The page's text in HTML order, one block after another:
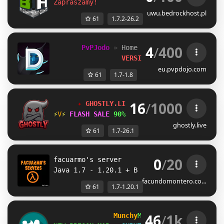
Zapraszamy!
uwu.bedrockhost.pl
61 1.7.2-26.2
PvPJodo » Home of SoupPvP
1.7 &
VERSION 7.0 RELEASE
4/400
eu.pvpdojo.com
61 1.7-1.8
✦ GHOSTLY.LIVE NETWORK [1.7/26.1+]
⚡\⚡ FLASH SALE 90% OFF »
16/1000
ghostly.live
61 1.7-26.1
facuarmo's server
Java 1.7 - 1.20.1 + Bedrock
0/20
facundomontero.co…
61 1.7-1.20.1
MunchyMC - [ 1.7-26.2
]